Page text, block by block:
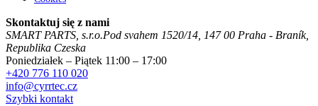
Skontaktuj się z nami
SMART PARTS, s.r.o.Pod svahem 1520/14, 147 00 Praha - Braník,
Republika Czeska
Poniedziałek – Piątek 11:00 – 17:00
+420 776 110 020
info@cyrrtec.cz
Szybki kontakt